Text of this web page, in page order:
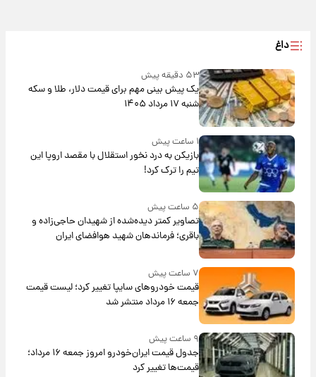
داغ
۵۳ دقیقه پیش
یک پیش ‌بینی مهم برای قیمت دلار، طلا و سکه
شنبه ۱۷ مرداد ۱۴۰۵
۱ ساعت پیش
بازیکن به درد نخور استقلال با مقصد اروپا این
تیم را ترک کرد!
۵ ساعت پیش
تصاویر کمتر دیده‌شده از شهیدان حاجی‌زاده و
باقری؛ فرماندهان شهید هوافضای ایران
۷ ساعت پیش
قیمت خودروهای سایپا تغییر کرد؛ لیست قیمت
جمعه ۱۶ مرداد منتشر شد
۹ ساعت پیش
جدول قیمت ایران‌خودرو امروز جمعه ۱۶ مرداد؛
قیمت‌ها تغییر کرد